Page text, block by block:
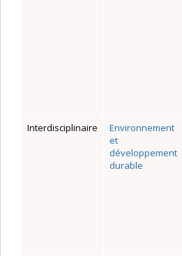
Interdisciplinaire
Environnement
et
développement
durable